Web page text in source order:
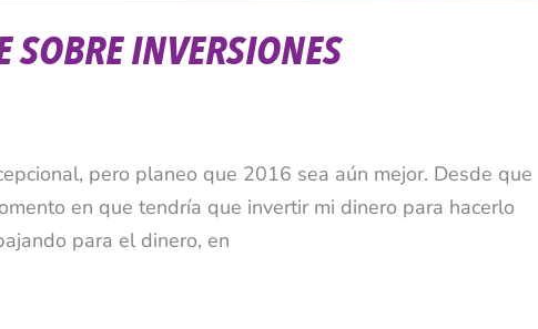
SOBRE INVERSIONES
pero planeo que 2016 sea aún mejor. Desde que
en que tendría que invertir mi dinero para hacerlo
para el dinero, en